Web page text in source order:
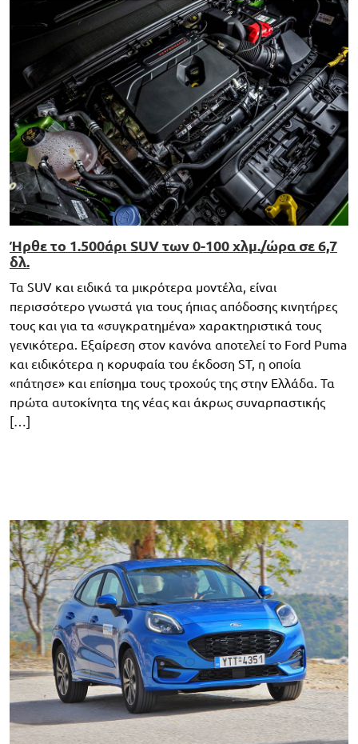
Ήρθε το 1.500άρι SUV των 0-100 χλμ./ώρα σε 6,7
δλ.
Τα SUV και ειδικά τα μικρότερα μοντέλα, είναι
περισσότερο γνωστά για τους ήπιας απόδοσης κινητήρες
τους και για τα «συγκρατημένα» χαρακτηριστικά τους
γενικότερα. Εξαίρεση στον κανόνα αποτελεί το Ford Puma
και ειδικότερα η κορυφαία του έκδοση ST, η οποία
«πάτησε» και επίσημα τους τροχούς της στην Ελλάδα. Τα
πρώτα αυτοκίνητα της νέας και άκρως συναρπαστικής
[…]